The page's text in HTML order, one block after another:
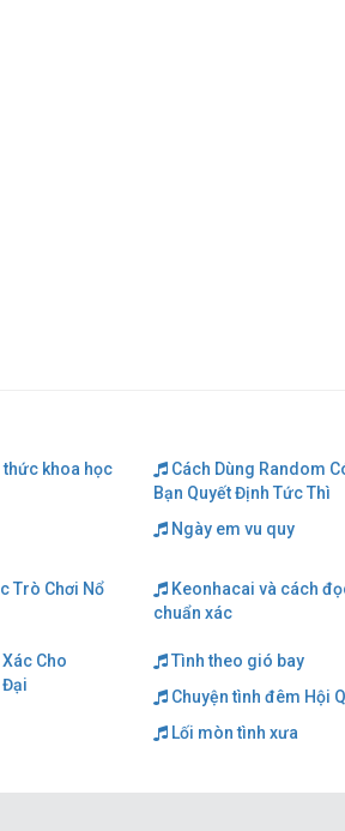
khoa học
Cách Dùng Random
Bạn Quyết Định Tức Thì
Ngày em vu quy
Trò Chơi Nổ
Keonhacai và cách
chuẩn xác
Cho
Đại
Tình theo gió bay
Chuyện tình đêm Hội
Lối mòn tình xưa